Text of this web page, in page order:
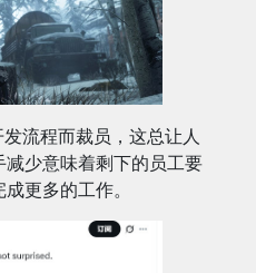
流程而裁员，这总让人
少意味着剩下的员工要
更多的工作。